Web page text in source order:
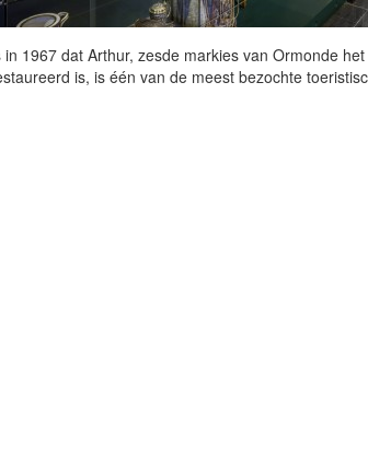
1967 dat Arthur, zesde markies van Ormonde
is, is één van de meest bezochte